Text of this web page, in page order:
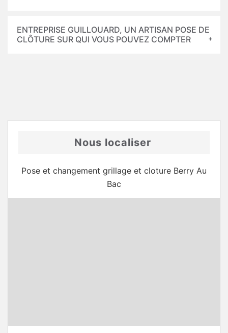
ENTREPRISE GUILLOUARD, UN ARTISAN POSE DE
CLÔTURE SUR QUI VOUS POUVEZ COMPTER
Nous localiser
Pose et changement grillage et cloture Berry Au
Bac